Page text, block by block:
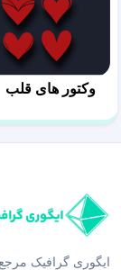
وکتور های قلب
ایگوری گرافیک